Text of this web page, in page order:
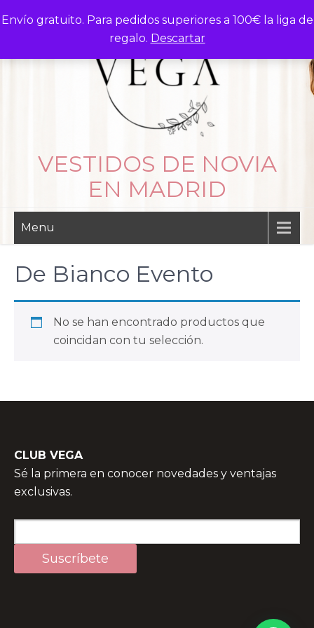
Envío gratuito. Para pedidos superiores a 100€ la liga de
regalo. Descartar
to
VESTIDOS DE NOVIA
EN MADRID
Menu
De Bianco Evento
No se han encontrado productos que
coincidan con tu selección.
CLUB VEGA
Sé la primera en conocer novedades y ventajas
exclusivas.